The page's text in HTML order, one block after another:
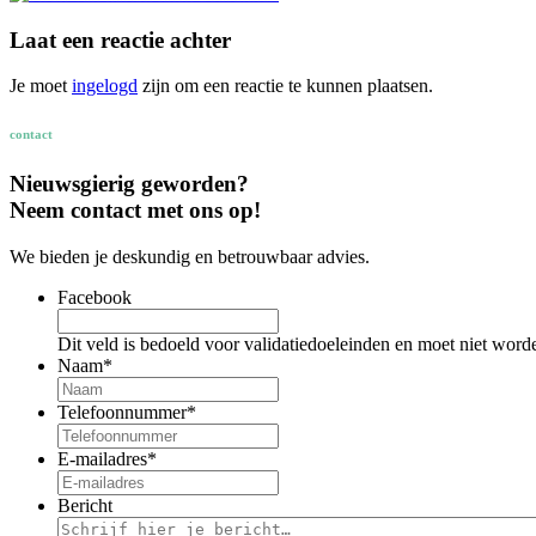
Laat een reactie achter
Je moet ingelogd zijn om een reactie te kunnen plaatsen.
contact
Nieuwsgierig geworden?
Neem contact met ons op!
We bieden je deskundig en betrouwbaar advies.
Facebook
Dit veld is bedoeld voor validatiedoeleinden en moet niet
Naam*
Telefoonnummer*
E-mailadres*
Bericht